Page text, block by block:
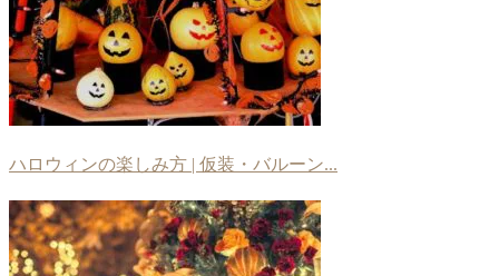
ハロウィンの楽しみ方 | 仮装・バルーン...